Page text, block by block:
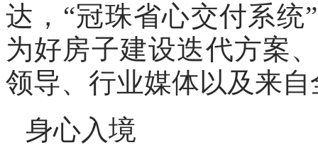
达，“冠珠省心交付系
为好房子建设迭代方案
领导、行业媒体以及来
身心入境